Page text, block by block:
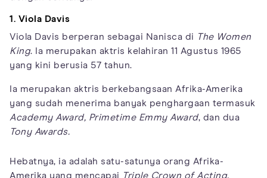
1. Viola Davis
Viola Davis berperan sebagai Nanisca di The Women
King. Ia merupakan aktris kelahiran 11 Agustus 1965
yang kini berusia 57 tahun.
Ia merupakan aktris berkebangsaan Afrika-Amerika
yang sudah menerima banyak penghargaan termasuk
Academy Award, Primetime Emmy Award, dan dua
Tony Awards.
Hebatnya, ia adalah satu-satunya orang Afrika-
Amerika yang mencapai Triple Crown of Acting.